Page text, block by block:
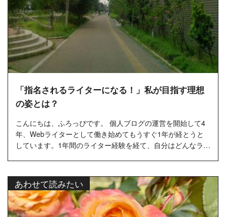
「指名されるライターになる！」私が目指す理想
の姿とは？
こんにちは、ふろっぴです。 個人ブログの運営を開始して4
年、Webライターとして働き始めてもうすぐ1年が経とうと
しています。1年間のライター経験を経て、自分はどんなライ
あわせて読みたい